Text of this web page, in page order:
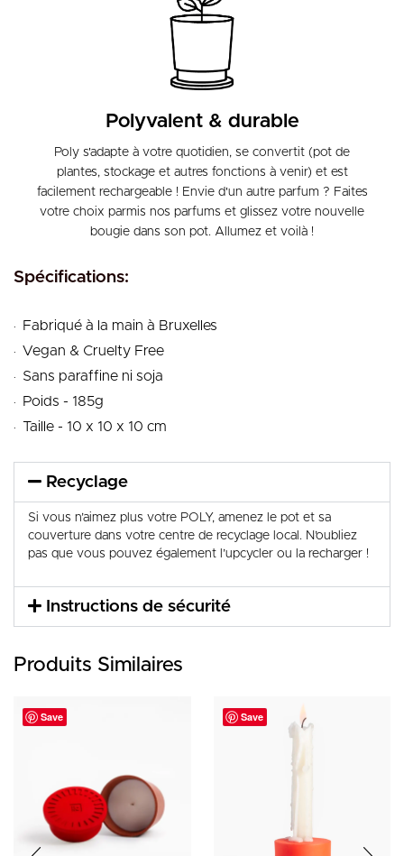
Polyvalent & durable
Poly s'adapte à votre quotidien, se convertit (pot de
plantes, stockage et autres fonctions à venir) et est
facilement rechargeable ! Envie d'un autre parfum ? Faites
votre choix parmis nos parfums et glissez votre nouvelle
bougie dans son pot. Allumez et voilà !
Spécifications:
Fabriqué à la main à Bruxelles
Vegan & Cruelty Free
Sans paraffine ni soja
Poids - 185g
Taille - 10 x 10 x 10 cm
Recyclage
Si vous n’aimez plus votre POLY, amenez le pot et sa
couverture dans votre centre de recyclage local. N’oubliez
pas que vous pouvez également l’upcycler ou la recharger !
Instructions de sécurité
Produits Similaires
Save Save